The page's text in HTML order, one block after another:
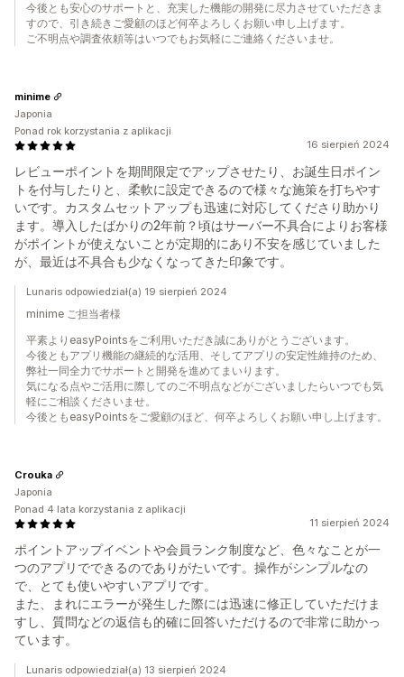
今後とも安心のサポートと、充実した機能の開発に尽力させていただきま
すので、引き続きご愛顧のほど何卒よろしくお願い申し上げます。
ご不明点や調査依頼等はいつでもお気軽にご連絡くださいませ。
16 sierpień 2024
レビューポイントを期間限定でアップさせたり、お誕生日ポイン
トを付与したりと、柔軟に設定できるので様々な施策を打ちやす
いです。カスタムセットアップも迅速に対応してくださり助かり
ます。導入したばかりの2年前？頃はサーバー不具合によりお客様
がポイントが使えないことが定期的にあり不安を感じていました
が、最近は不具合も少なくなってきた印象です。
minime
Japonia
Ponad rok korzystania z aplikacji
Lunaris odpowiedział(a) 19 sierpień 2024
minime ご担当者様
平素よりeasyPointsをご利用いただき誠にありがとうございます。
今後ともアプリ機能の継続的な活用、そしてアプリの安定性維持のため、
弊社一同全力でサポートと開発を進めてまいります。
気になる点やご活用に際してのご不明点などがございましたらいつでも気
軽にご相談くださいませ。
今後ともeasyPointsをご愛顧のほど、何卒よろしくお願い申し上げます。
11 sierpień 2024
ポイントアップイベントや会員ランク制度など、色々なことが一
つのアプリでできるのでありがたいです。操作がシンプルなの
で、とても使いやすいアプリです。
また、まれにエラーが発生した際には迅速に修正していただけま
すし、質問などの返信も的確に回答いただけるので非常に助かっ
ています。
Crouka
Japonia
Ponad 4 lata korzystania z aplikacji
Lunaris odpowiedział(a) 13 sierpień 2024